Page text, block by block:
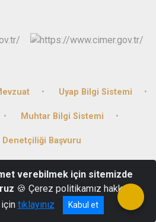
Uyap Bilgi Sistemi
Muhtar Bilgi Sistemi
Denetçiliği Başvuru
Cad. No:30 Gercüş/Batman
(488) 341 2001
verebilmek için sitemizde
🍪 Çerez politikamız hakkında
tıklayınız Kabul et